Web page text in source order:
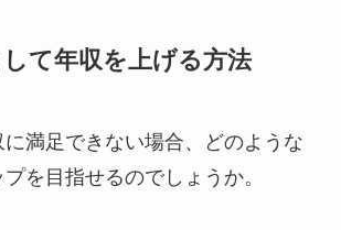
て年収を上げる方法
満足できない場合、どのような
を目指せるのでしょうか。